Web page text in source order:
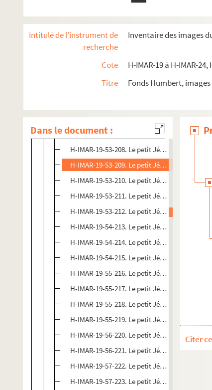
Intitulé de l'instrument de
recherche
Inventaire des images
Cote
H-IMAR-19 à H-IMAR-24,
Titre
Fonds Humbert,
Dans le document :
H-IMAR-19-52-200. Le petit Jésus, maître du
H-IMAR-19-52-201. Le petit Jésus, maître du
H-IMAR-19-52-203. Le petit Jésus, maître du
H-IMAR-19-52-204. Le petit Jésus, maître du
H-IMAR-19-52-206. Le petit Jésus, maître du
H-IMAR-19-53-207. Le petit Jésus, maître du
H-IMAR-19-53-208. Le petit Jésus, maître du
H-IMAR-19-53-209. Le petit Jésus, maître du
H-IMAR-19-53-210. Le petit Jésus, maître du
H-IMAR-19-53-211. Le petit Jésus, maître du
H-IMAR-19-53-212. Le petit Jésus, maître du
H-IMAR-19-54-213. Le petit Jésus, maître du
H-IMAR-19-54-214. Le petit Jésus, maître du
H-IMAR-19-54-215. Le petit Jésus, maître du
H-IMAR-19-55-216. Le petit Jésus, maître du
H-IMAR-19-55-217. Le petit Jésus, maître du
H-IMAR-19-55-218. Le petit Jésus, maître du
H-IMAR-19-55-219. Le petit Jésus, maître du
H-IMAR-19-56-220. Le petit Jésus, maître du
H-IMAR-19-56-221. Le petit Jésus, maître du
H-IMAR-19-57-222. Le petit Jésus, les petits
H-IMAR-19-57-223. Le petit Jésus, les petits
Citer